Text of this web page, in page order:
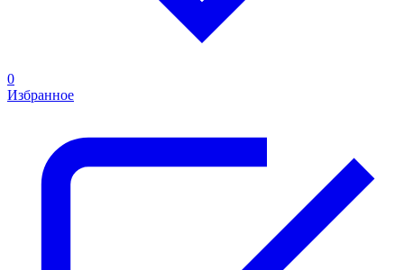
0
Избранное